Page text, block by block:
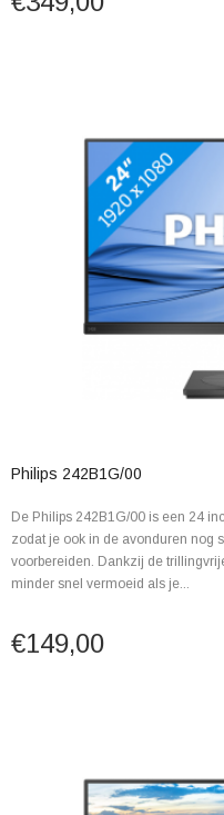
Philips 242B1G/00
De Philips 242B1G/00 is een 24
zodat je ook in de avonduren nog
voorbereiden. Dankzij de
minder snel vermoeid als je...
€149,00